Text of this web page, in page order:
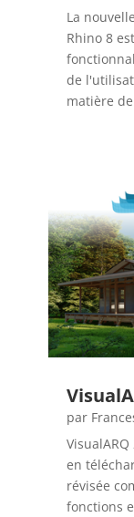
La
Rhino 8
de
matière
par
en
révisée
fonctions